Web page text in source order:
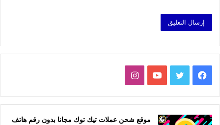
فيسبوك تويتر يوتيوبانستقرام
موقع شحن عملات تيك توك مجانا بدون رقم هاتف